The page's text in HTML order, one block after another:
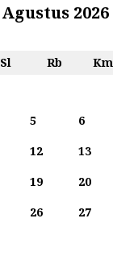
Agustus 2026
Sl Rb Km
5 6
12 13
19 20
26 27